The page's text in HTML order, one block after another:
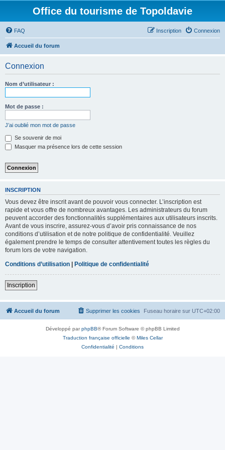
Office du tourisme de Topoldavie
FAQ Connexion
Inscription
Accueil du forum
Connexion
Nom d’utilisateur :
Mot de passe :
J’ai oublié mon mot de passe
Se souvenir de moi
Masquer ma présence lors de cette session
INSCRIPTION
Vous devez être inscrit avant de pouvoir vous connecter. L’inscription est
rapide et vous offre de nombreux avantages. Les administrateurs du forum
peuvent accorder des fonctionnalités supplémentaires aux utilisateurs inscrits.
Avant de vous inscrire, assurez-vous d’avoir pris connaissance de nos
conditions d’utilisation et de notre politique de confidentialité. Veuillez
également prendre le temps de consulter attentivement toutes les règles du
forum lors de votre navigation.
Conditions d’utilisation | Politique de confidentialité
Inscription
Accueil du forum Fuseau horaire sur UTC+02:00
Supprimer les cookies
Développé parphpBB® Forum Software © phpBB Limited
Traduction française officielle ©Miles Cellar
Confidentialité | Conditions